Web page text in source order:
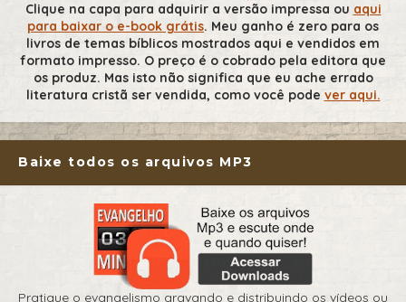
Clique na capa para adquirir a versão impressa ou aqui
para baixar o e-book grátis. Meu ganho é zero para os
livros de temas bíblicos mostrados aqui e vendidos em
formato impresso. O preço é o cobrado pela editora que
os produz. Mas isto não significa que eu ache errado
literatura cristã ser vendida, como você pode ver aqui.
Baixe todos os arquivos MP3
Pratique o evangelismo gravando e distribuindo os vídeos ou